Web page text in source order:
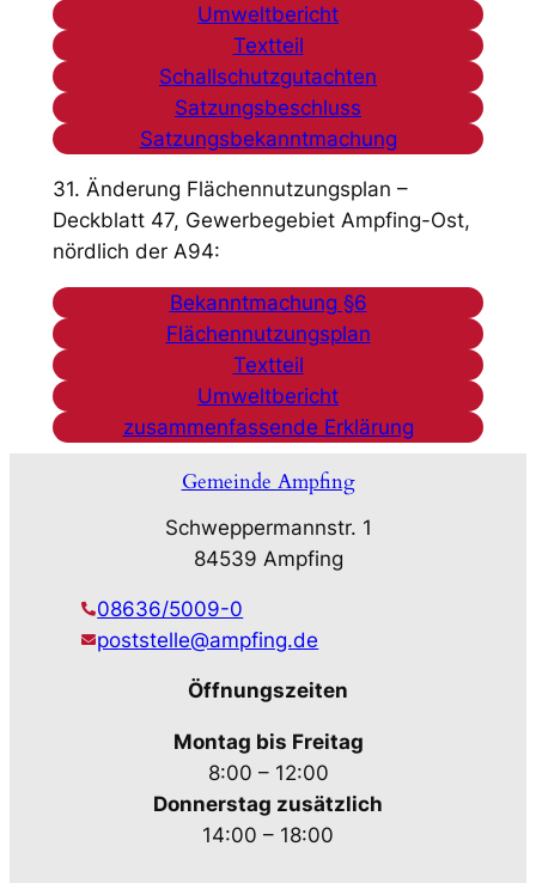
Umweltbericht
Textteil
Schallschutzgutachten
Satzungsbeschluss
Satzungsbekanntmachung
31. Änderung Flächennutzungsplan –
Deckblatt 47, Gewerbegebiet Ampfing-Ost,
nördlich der A94:
Bekanntmachung §6
Flächennutzungsplan
Textteil
Umweltbericht
zusammenfassende Erklärung
Gemeinde Ampfing
Schweppermannstr. 1
84539 Ampfing
08636/5009-0
poststelle@ampfing.de
Öffnungszeiten
Montag bis Freitag
8:00 – 12:00
Donnerstag zusätzlich
14:00 – 18:00